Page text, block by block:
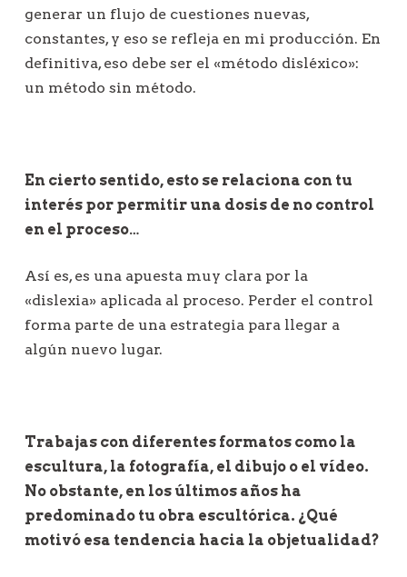
generar un flujo de cuestiones nuevas,
constantes, y eso se refleja en mi producción. En
definitiva, eso debe ser el «método disléxico»:
un método sin método.
En cierto sentido, esto se relaciona con tu
interés por permitir una dosis de no control
en el proceso…
Así es, es una apuesta muy clara por la
«dislexia» aplicada al proceso. Perder el control
forma parte de una estrategia para llegar a
algún nuevo lugar.
Trabajas con diferentes formatos como la
escultura, la fotografía, el dibujo o el vídeo.
No obstante, en los últimos años ha
predominado tu obra escultórica. ¿Qué
motivó esa tendencia hacia la objetualidad?